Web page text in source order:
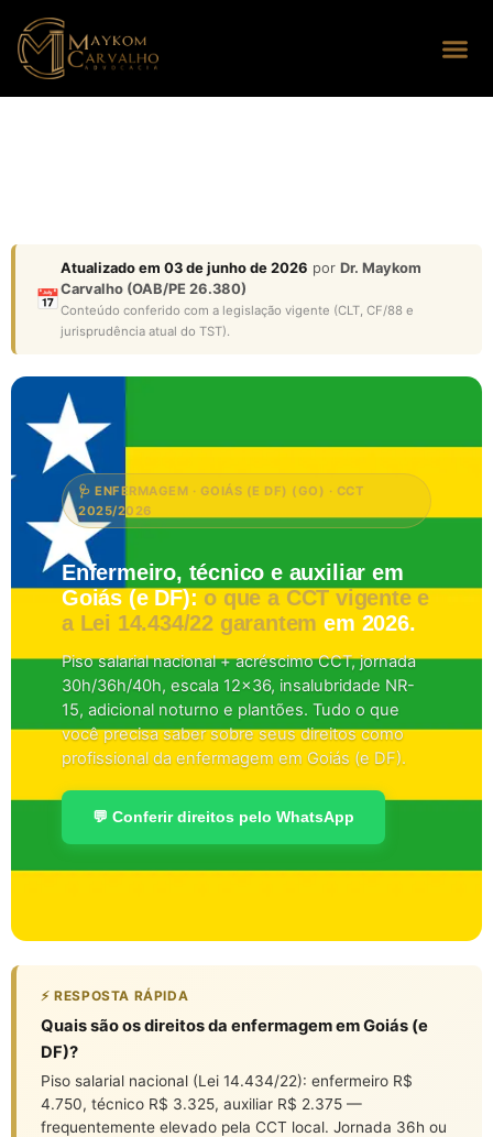
📅
Atualizado em 03 de junho de 2026 por Dr. Maykom
Carvalho (OAB/PE 26.380)
Conteúdo conferido com a legislação vigente (CLT, CF/88 e
jurisprudência atual do TST).
🩺 ENFERMAGEM · GOIÁS (E DF) (GO) · CCT
2025/2026
Enfermeiro, técnico e auxiliar em
Goiás (e DF):o que a CCT vigente e
a Lei 14.434/22 garantem em 2026.
Piso salarial nacional + acréscimo CCT, jornada
30h/36h/40h, escala 12×36, insalubridade NR-
15, adicional noturno e plantões. Tudo o que
você precisa saber sobre seus direitos como
profissional da enfermagem em Goiás (e DF).
💬 Conferir direitos pelo WhatsApp
⚡ RESPOSTA RÁPIDA
Quais são os direitos da enfermagem em Goiás (e
DF)?
Piso salarial nacional (Lei 14.434/22): enfermeiro R$
4.750, técnico R$ 3.325, auxiliar R$ 2.375 —
frequentemente elevado pela CCT local. Jornada 36h ou